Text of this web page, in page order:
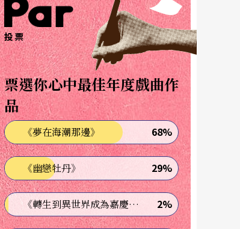
投票
票選你心中最佳年度戲曲作
品
《夢在海潮那邊》 68%
《幽戀牡丹》 29%
《轉生到異世界成為嘉慶君—發現我的祖先是詐騙集團!?》 2%